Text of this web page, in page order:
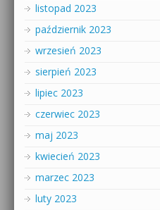
listopad 2023
październik 2023
wrzesień 2023
sierpień 2023
lipiec 2023
czerwiec 2023
maj 2023
kwiecień 2023
marzec 2023
luty 2023